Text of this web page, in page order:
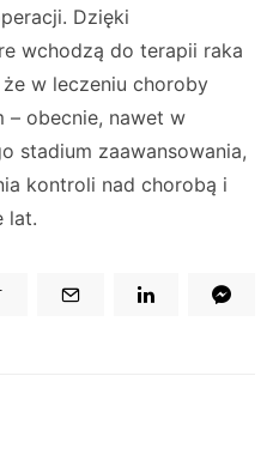
Dzięki
wchodzą do terapii raka
w leczeniu choroby
– obecnie, nawet w
stadium zaawansowania,
kontroli nad chorobą i
lat.